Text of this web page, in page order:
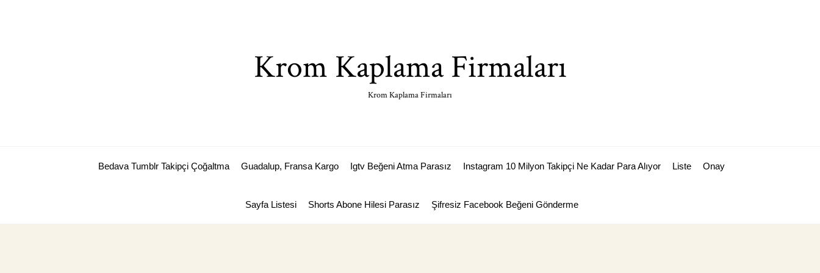
Krom Kaplama Firmaları
Krom Kaplama Firmaları
Bedava Tumblr Takipçi Çoğaltma Guadalup, Fransa Kargo Igtv Beğeni Atma Parasız Instagram 10 Milyon Takipçi Ne Kadar Para Alıyor Liste Onay
Sayfa Listesi Shorts Abone Hilesi Parasız Şifresiz Facebook Beğeni Gönderme